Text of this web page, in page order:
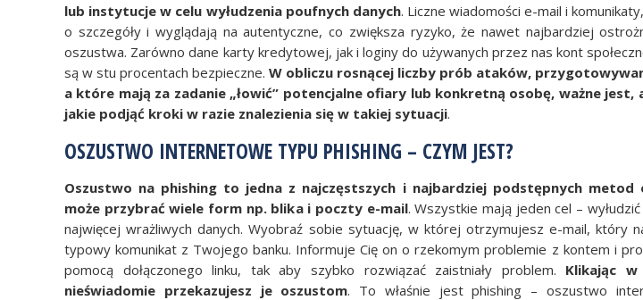
lub instytucje w celu wyłudzenia poufnych danych. Liczne wiadomości e-mail i
o szczegóły i wyglądają na autentyczne, co zwiększa ryzyko, że nawet najbardziej
oszustwa. Zarówno dane karty kredytowej, jak i loginy do używanych przez nas kont
są w stu procentach bezpieczne. W obliczu rosnącej liczby prób ataków,
a które mają za zadanie „łowić” potencjalne ofiary lub konkretną osobę, ważne jest,
jakie podjąć kroki w razie znalezienia się w takiej sytuacji.
OSZUSTWO INTERNETOWE TYPU PHISHING – CZYM JEST?
Oszustwo na phishing to jedna z najczęstszych i najbardziej podstępnych
może przybrać wiele form np. blika i poczty e-mail. Wszystkie mają jeden cel –
najwięcej wrażliwych danych. Wyobraź sobie sytuację, w której otrzymujesz e-mail, który
typowy komunikat z Twojego banku. Informuje Cię on o rzekomym problemie z kontem i
pomocą dołączonego linku, tak aby szybko rozwiązać zaistniały problem. Klikając
nieświadomie przekazujesz je oszustom. To właśnie jest phishing – oszustwo